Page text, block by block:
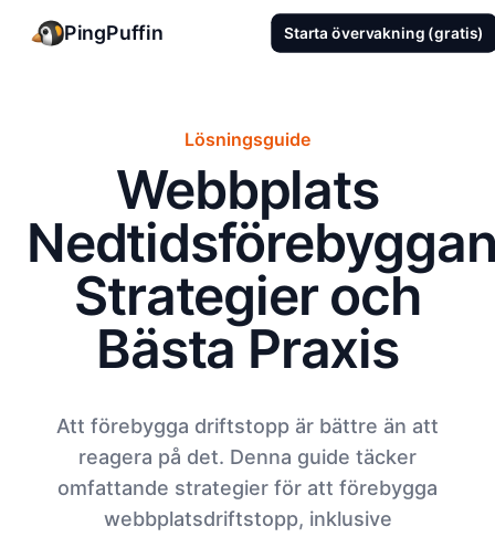
PingPuffin Starta övervakning (gratis)
Lösningsguide
Webbplats
Strategier och
Bästa Praxis
Att förebygga driftstopp är bättre än att
reagera på det. Denna guide täcker
omfattande strategier för att förebygga
webbplatsdriftstopp, inklusive